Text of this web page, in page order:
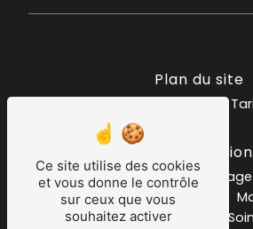
Plan du site
Nos
Institut de beauté
soin
Salon de massage
carte ou bon cadeau
Ce site utilise des cookies
et vous donne le contrôle
sur ceux que vous
souhaitez activer